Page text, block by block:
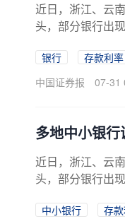
近日，浙江、云
头，部分银行出
银行 存款利率
中国证券报
07-31
多地中小银行
近日，浙江、云
头，部分银行出
中小银行 存